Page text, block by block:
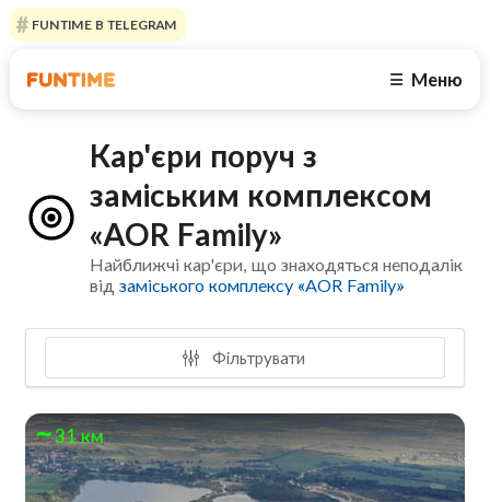
FUNTIME В TELEGRAM
☰ Меню
Кар'єри поруч з
заміським комплексом
«AOR Family»
Найближчі кар'єри, що знаходяться неподалік
відзаміського комплексу «AOR Family»
Фільтрувати
31 км